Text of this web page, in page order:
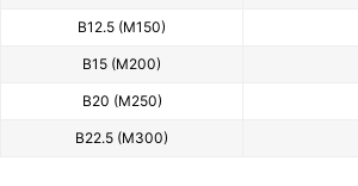
В12.5 (М150)
В15 (М200)
В20 (М250)
В22.5 (М300)